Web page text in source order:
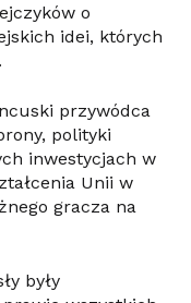
o
idei, których
przywódca
polityki
inwestycjach w
Unii w
gracza na
były